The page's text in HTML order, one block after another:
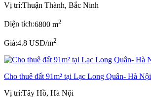
Vị trí:Thuận Thành, Bắc Ninh
Diện tích:6800 m2
Giá:4.8 USD/m2
Cho thuê đất 91m² tại Lạc Long Quân- Hà Nội
Vị trí:Tây Hồ, Hà Nội